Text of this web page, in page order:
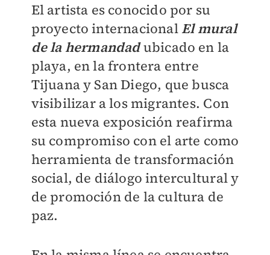
El artista es conocido por su
proyecto internacional El mural
de la hermandadubicado en la
playa, en la frontera entre
Tijuana y San Diego, que busca
visibilizar a los migrantes. Con
esta nueva exposición reafirma
su compromiso con el arte como
herramienta de transformación
social, de diálogo intercultural y
de promoción de la cultura de
paz.